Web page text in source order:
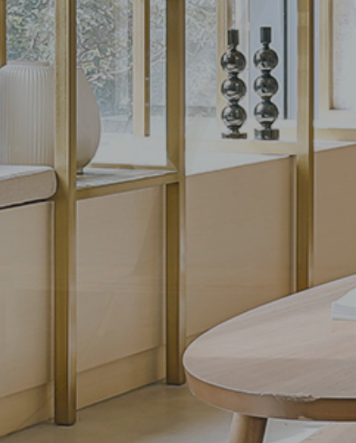
了解更多
了解更多
了解更多